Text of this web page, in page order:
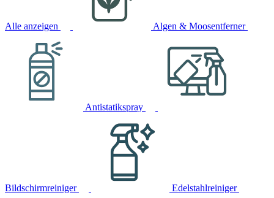
Alle anzeigen Algen & Moosentferner
Antistatikspray
Bildschirmreiniger Edelstahlreiniger